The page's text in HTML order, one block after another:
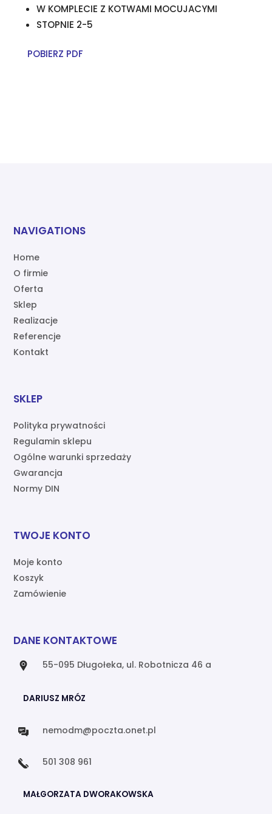
W KOMPLECIE Z KOTWAMI MOCUJACYMI
STOPNIE 2-5
POBIERZ PDF
NAVIGATIONS
Home
O firmie
Oferta
Sklep
Realizacje
Referencje
Kontakt
SKLEP
Polityka prywatności
Regulamin sklepu
Ogólne warunki sprzedaży
Gwarancja
Normy DIN
TWOJE KONTO
Moje konto
Koszyk
Zamówienie
DANE KONTAKTOWE
55-095 Długołeka, ul. Robotnicza 46 a
DARIUSZ MRÓZ
nemodm@poczta.onet.pl
501 308 961
MAŁGORZATA DWORAKOWSKA